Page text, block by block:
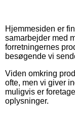
Hjemmesiden er
samarbejder med
forretningernes
besøgende vi
Viden omkring
ofte, men vi giver
muligvis er
oplysninger.